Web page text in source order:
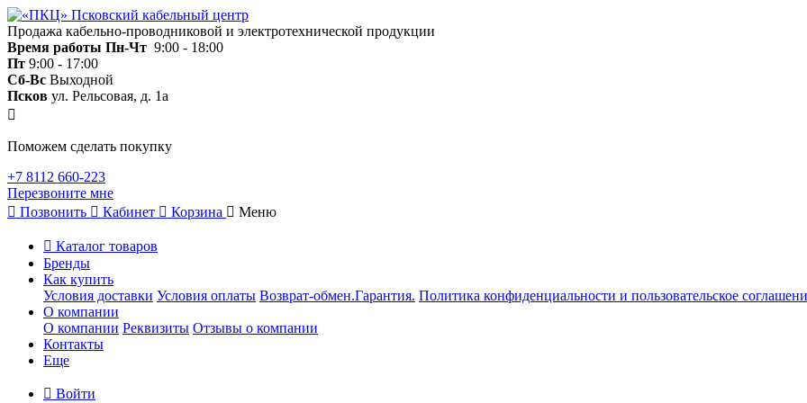
Продажа кабельно-проводниковой и электротехнической продукции
Время работы Пн-Чт 9:00 - 18:00
Пт 9:00 - 17:00
Сб-Вс Выходной
Псков ул. Рельсовая, д. 1а
Поможем сделать покупку
+7 8112 660-223
Перезвоните мне
Позвонить
Кабинет Корзина Меню
Каталог товаров
Бренды
Как купить
Условия доставки Условия оплаты Возврат-обмен.Гарантия. Политика конфиденциальности и пользовательское
О компании
О компании Реквизиты Отзывы о компании
Контакты
Еще
Войти